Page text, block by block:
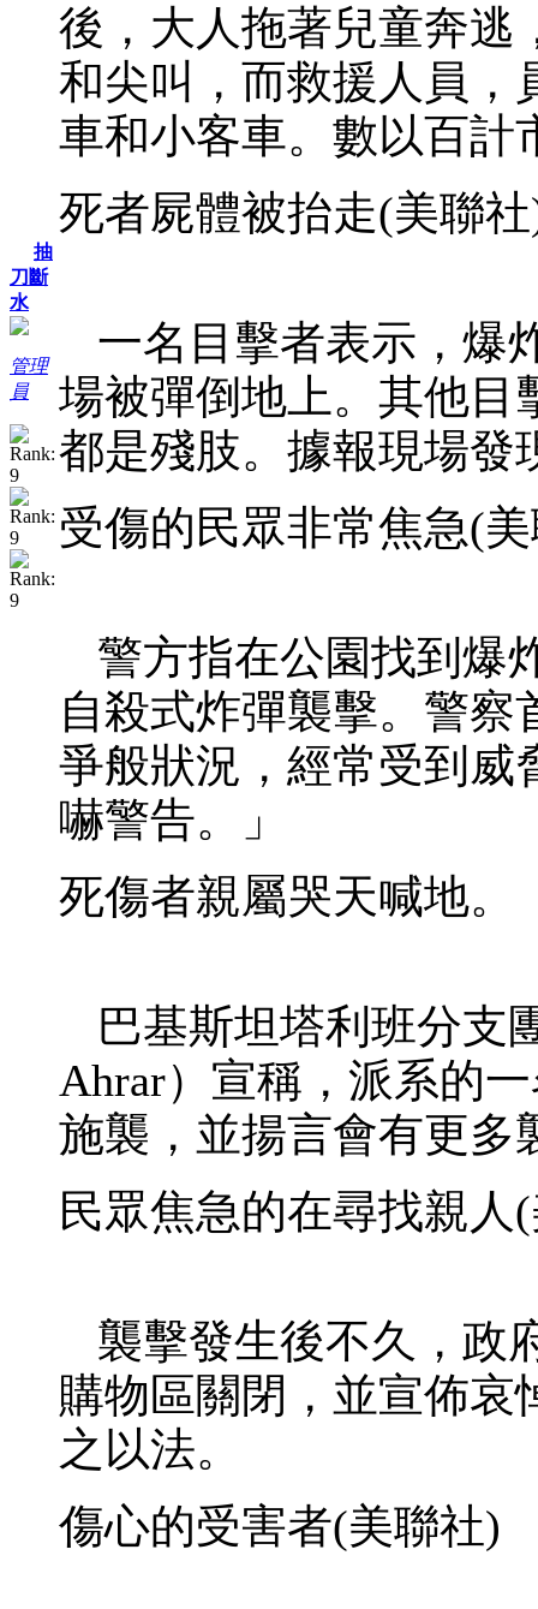
抽
刀斷
水
管理
員
後，大人拖著兒童奔逃
和尖叫，而救援人員，
車和小客車。數以百計
死者屍體被抬走(美聯
一名目擊者表示，爆
場被彈倒地上。其他目
都是殘肢。據報現場發
受傷的民眾非常焦急(
警方指在公園找到爆
自殺式炸彈襲擊。警
爭般狀況，經常受到威
嚇警告。」
死傷者親屬哭天喊地。
巴基斯坦塔利班分支
Ahrar）宣稱，派系的
施襲，並揚言會有更多
民眾焦急的在尋找親人
襲擊發生後不久，政
購物區關閉，並宣佈哀
之以法。
傷心的受害者(美聯社)